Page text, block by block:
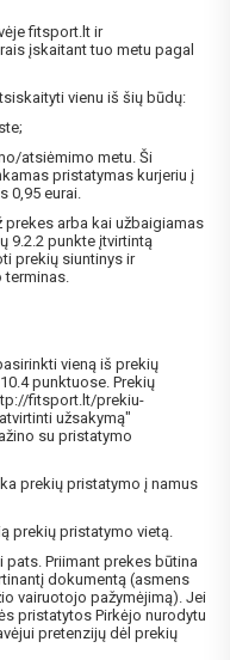
fitsport.lt ir
įskaitant tuo metu pagal
vienu iš šių būdų:
atsiėmimo metu. Ši
pristatymas kurjeriu į
0,95 eurai.
prekes arba kai užbaigiamas
9.2.2 punkte įtvirtintą
prekių siuntinys ir
vieną iš prekių
punktuose. Prekių
fitsport.lt/prekiu-
užsakymą"
su pristatymo
prekių pristatymo į namus
prekių pristatymo vietą.
pats. Priimant prekes būtina
dokumentą (asmens
vairuotojo pažymėjimą). Jei
pristatytos Pirkėjo nurodytu
pretenzijų dėl prekių
(daugeliui
pasiūlymų!
dabar!
nuolaida netaikoma,